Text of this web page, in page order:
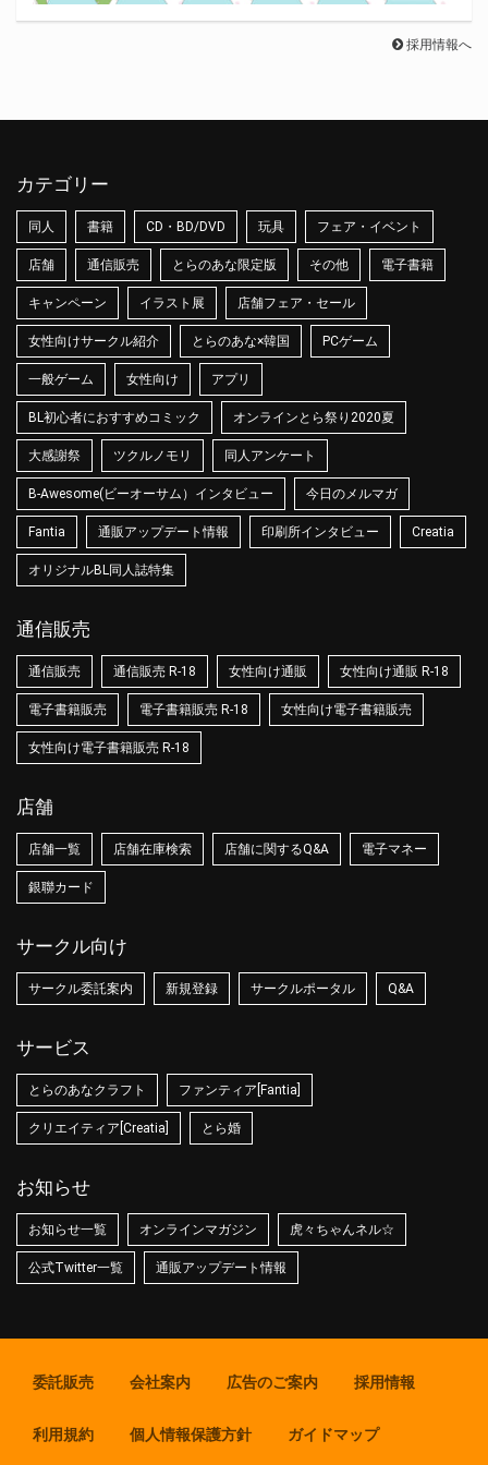
採用情報へ
カテゴリー
同人 書籍 CD・BD/DVD 玩具 フェア・イベント
店舗 通信販売 とらのあな限定版 その他 電子書籍
キャンペーン イラスト展 店舗フェア・セール
女性向けサークル紹介 とらのあな×韓国 PCゲーム
一般ゲーム 女性向け アプリ
BL初心者におすすめコミック オンラインとら祭り2020夏
大感謝祭 ツクルノモリ 同人アンケート
B-Awesome(ビーオーサム）インタビュー 今日のメルマガ
Fantia 通販アップデート情報 印刷所インタビュー Creatia
オリジナルBL同人誌特集
通信販売
通信販売 通信販売 R-18 女性向け通販 女性向け通販 R-18
電子書籍販売 電子書籍販売 R-18 女性向け電子書籍販売
女性向け電子書籍販売 R-18
店舗
店舗一覧 店舗在庫検索 店舗に関するQ&A 電子マネー
銀聯カード
サークル向け
サークル委託案内 新規登録 サークルポータル Q&A
サービス
とらのあなクラフト ファンティア[Fantia]
クリエイティア[Creatia] とら婚
お知らせ
お知らせ一覧 オンラインマガジン 虎々ちゃんネル☆
公式Twitter一覧 通販アップデート情報
委託販売 会社案内 広告のご案内 採用情報
利用規約 個人情報保護方針 ガイドマップ